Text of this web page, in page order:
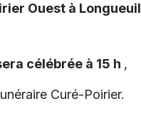
Ouest à Longueuil
célébrée à 15 h ,
Curé-Poirier.